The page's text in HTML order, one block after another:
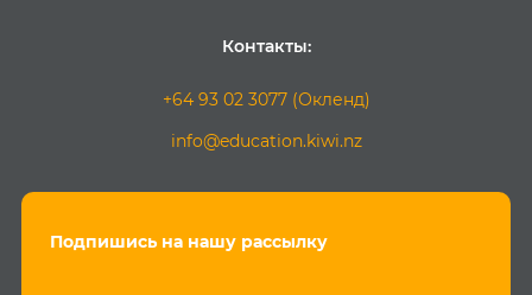
Контакты:
+64 93 02 3077 (Окленд)
info@education.kiwi.nz
Подпишись на нашу рассылку